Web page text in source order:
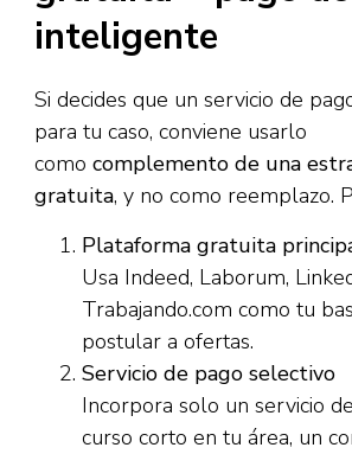
inteligente
Si decides que un servicio de
para tu caso, conviene usarlo
como complemento de una
gratuita, y no como reemplazo.
Plataforma gratuita
Usa Indeed, Laborum,
Trabajando.com como tu
postular a ofertas.
Servicio de pago selectivo
Incorpora solo un servicio
curso corto en tu área, un